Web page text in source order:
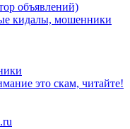
объявлений)
кидалы, мошенники
это скам, читайте!